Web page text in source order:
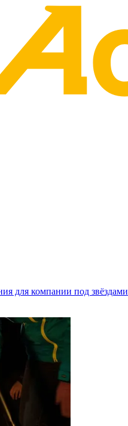
для компании под звёздами